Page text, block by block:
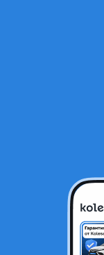
Двигатель Audi A5